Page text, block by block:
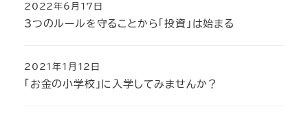
3つのルールを守ることから「投資」は始まる
投稿日
2022年6月17日
「お金の小学校」に入学してみませんか？
投稿日
2021年1月12日